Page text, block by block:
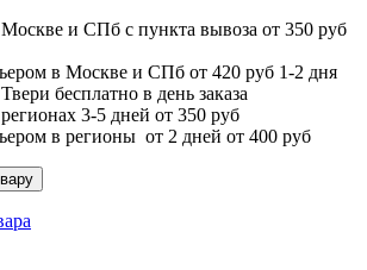
и СПб с пункта вывоза от 350 руб
в Москве и СПб от 420 руб 1-2 дня
бесплатно в день заказа
3-5 дней от 350 руб
в регионы от 2 дней от 400 руб